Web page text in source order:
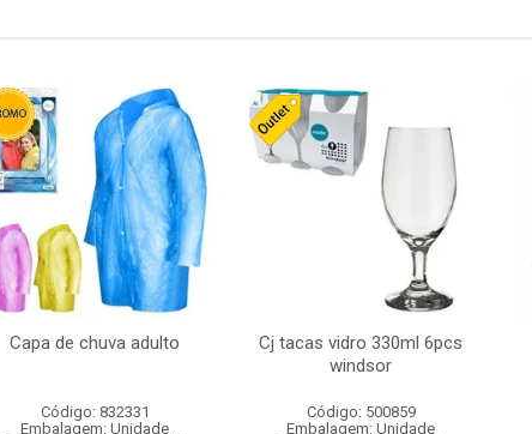
Capa de chuva adulto
Código: 832331
Embalagem: Unidade
Cj tacas vidro 330ml 6pcs
windsor
Código: 500859
Embalagem: Unidade